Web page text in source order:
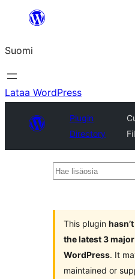
Suomi
Lataa WordPress
Plugin
Directory
Hae
This plugin
the latest 3
WordPress. It
maintained or